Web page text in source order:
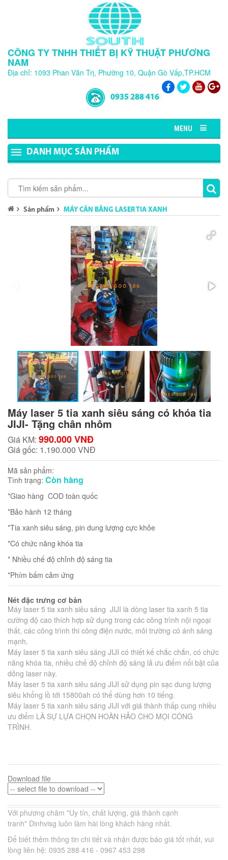
CÔNG TY TNHH THIẾT BỊ KỸ THUẬT PHƯƠNG
NAM
Địa chỉ: 1093 Phan Văn Trị, Phường 10, Quận Gò Vấp,TP.HCM
0935 288 416
MENU
DANH MỤC SẢN PHẨM
Sản phẩm MÁY CÂN BẰNG LASER TIA XANH
Máy laser 5 tia xanh siêu sáng có khóa tia
JIJI- Tặng chân nhôm
Giá KM: 990.000 VNĐ
Giá gốc: 1.190.000 VNĐ
Mã sản phẩm:
Tình trạng: Còn hàng
*Giao hàng COD toàn quốc
*Bảo hành 12 tháng
*Tia xanh siêu sáng, pin dung lượng cực khỏe
*Có chức năng khóa tia
* Nhiều chế độ chỉnh độ sáng tia
*Phím bấm cảm ứng
Nét đặc trưng cơ bản
Máy laser 5 tia xanh siêu sáng JIJI là dòng laser tia xanh 5 tia
cường độ cao thích hợp sử dụng trong các công trình nội ngoại
thất, các công trình thi công điện nước, môi trường có ánh sáng
mạnh.
Máy laser 5 tia xanh siêu sáng JIJI có thiết kế chắc chắn, có chức
năng khóa tia, nhiều chế độ chỉnh độ sáng lả ưu điểm nổi bật của
dỏng laser này.
Máy laser 5 tia xanh siêu sáng JIJI sử dụng pin sạc dung lượng
siêu khổng lồ tới 15800ah có thể dùng hơn 10 tiếng.
Máy laser 5 tia xanh siêu sáng JIJI với giá thành thấp cung nhiều
ưu điểm LÀ SỰ LỰA CHỌN HOÀN HẢO CHO MỌI CÔNG
TRÌNH.
Download file
Với phương châm "Uy tín, chất lượng, giá thành cạnh
tranh" Dinhvisg luôn làm hài lòng khách hàng nhất.
Để biết thêm thông tin chi tiết và nhận được báo giá tốt nhất, vui
lòng liên hệ: 0935 288 416 - 0967 453 298